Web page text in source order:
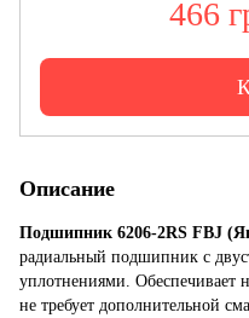
466
Описание
Подшипник 6206-2RS FBJ
радиальный подшипник с
уплотнениями. Обеспечивает
не требует дополнительной